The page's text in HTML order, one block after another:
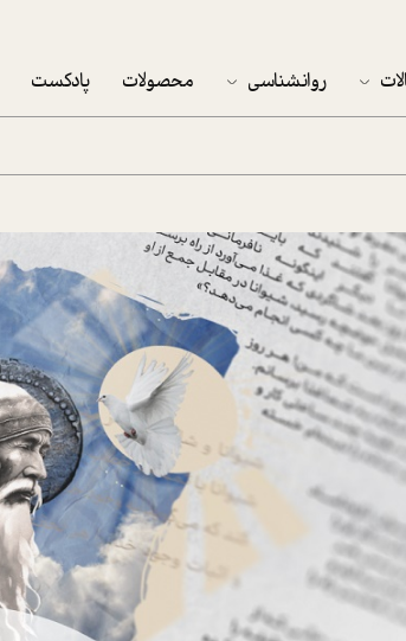
ویژه
فیلم
روانشناسی محصولات پادکست